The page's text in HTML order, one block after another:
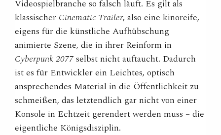
Videospielbranche so falsch läuft. Es gilt als
klassischer Cinematic Trailer, also eine kinoreife,
eigens für die künstliche Aufhübschung
animierte Szene, die in ihrer Reinform in
Cyberpunk 2077selbst nicht auftaucht. Dadurch
ist es für Entwickler ein Leichtes, optisch
ansprechendes Material in die Öffentlichkeit zu
schmeißen, das letztendlich gar nicht von einer
Konsole in Echtzeit gerendert werden muss – die
eigentliche Königsdisziplin.